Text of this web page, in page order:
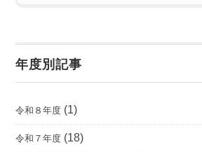
年度別記事
令和８年度 (1)
令和７年度 (18)